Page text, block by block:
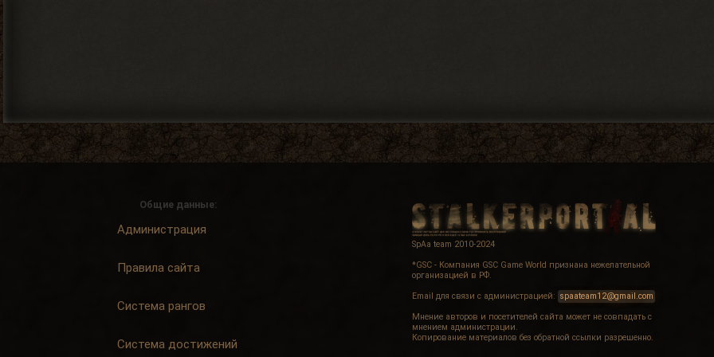
Общие данные:
Администрация
Правила сайта
Система рангов
Система достижений
SpAa team 2010-2024
*GSC - Компания GSC Game World признана нежелательной
организацией в РФ.
Email для связи с администрацией: spaateam12@gmail.com
Мнение авторов и посетителей сайта может не совпадать с
мнением администрации.
Копирование материалов без обратной ссылки разрешенно.